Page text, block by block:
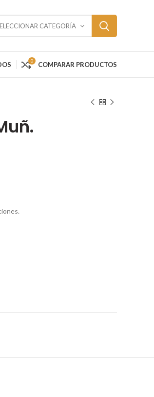
CATEGORÍA
0 COMPARAR PRODUCTOS